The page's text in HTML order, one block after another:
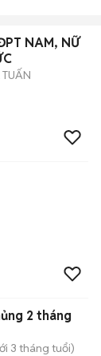
NAM, NỮ
3 tháng tuổi)